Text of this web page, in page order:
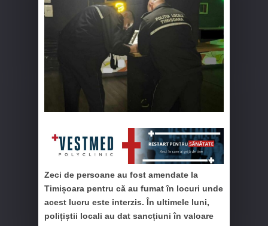
Zeci de persoane au fost amendate la
Timișoara pentru că au fumat în locuri unde
acest lucru este interzis. În ultimele luni,
polițiștii locali au dat sancțiuni în valoare